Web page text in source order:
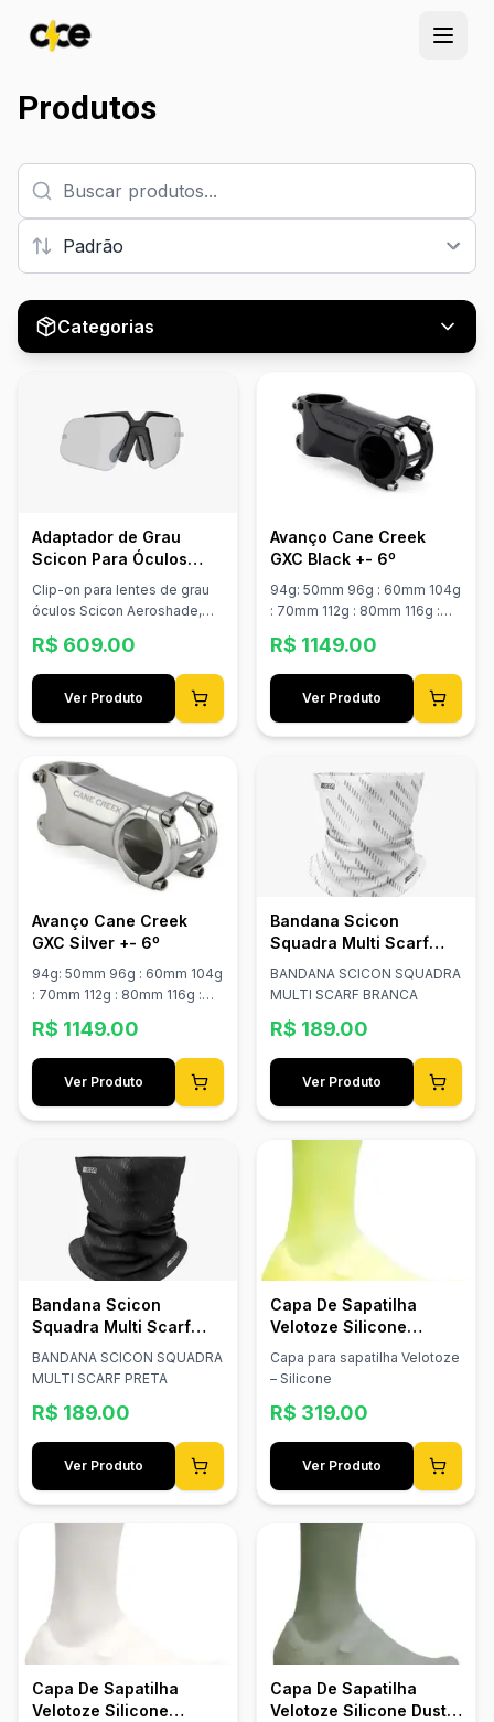
Abrir
Produtos
Categorias
Adaptador de Grau
Scicon Para Óculos
Aeroshade, Aeroshade
Kunken e Aeroscope
Clip-on para lentes de grau
óculos Scicon Aeroshade,
Aeroshade Kunken e
Aeroscope
R$ 609.00
Ver Produto
Avanço Cane Creek
GXC Black +- 6º
94g: 50mm 96g : 60mm 104g
: 70mm 112g : 80mm 116g :
90mm 120g : 100mm
R$ 1149.00
Ver Produto
Avanço Cane Creek
GXC Silver +- 6º
94g: 50mm 96g : 60mm 104g
: 70mm 112g : 80mm 116g :
90mm 120g : 100mm
R$ 1149.00
Ver Produto
Bandana Scicon
Squadra Multi Scarf
Branca
BANDANA SCICON SQUADRA
MULTI SCARF BRANCA
R$ 189.00
Ver Produto
Bandana Scicon
Squadra Multi Scarf
Preta
BANDANA SCICON SQUADRA
MULTI SCARF PRETA
R$ 189.00
Ver Produto
Capa De Sapatilha
Velotoze Silicone
Amarelo
Capa para sapatilha Velotoze
– Silicone
R$ 319.00
Ver Produto
Capa De Sapatilha
Velotoze Silicone
Capa De Sapatilha
Velotoze Silicone Dusty